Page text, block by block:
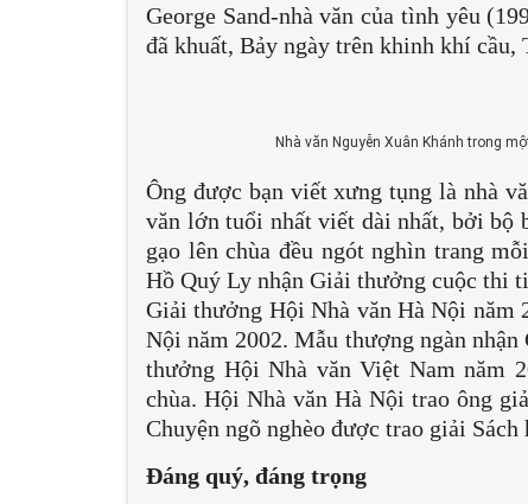
George Sand-nhà văn của tình yêu
đã khuất, Bảy ngày trên khinh khí cầu,
Nhà văn Nguyễn Xuân Khánh trong
Ông được bạn viết xưng tụng là nhà
văn lớn tuổi nhất viết dài nhất, bởi bộ
gạo lên chùa đều ngót nghìn trang
Hồ Quý Ly nhận Giải thưởng cuộc thi
Giải thưởng Hội Nhà văn Hà Nội năm
Nội năm 2002. Mẫu thượng ngàn
thưởng Hội Nhà văn Việt Nam năm
chùa. Hội Nhà văn Hà Nội trao ông
Chuyện ngõ nghèo được trao giải
Đáng quý, đáng trọng